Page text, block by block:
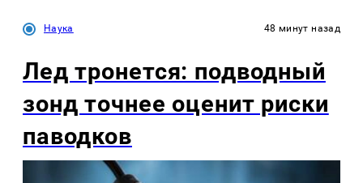
Наука 48 минут назад
Лед тронется: подводный
зонд точнее оценит риски
паводков